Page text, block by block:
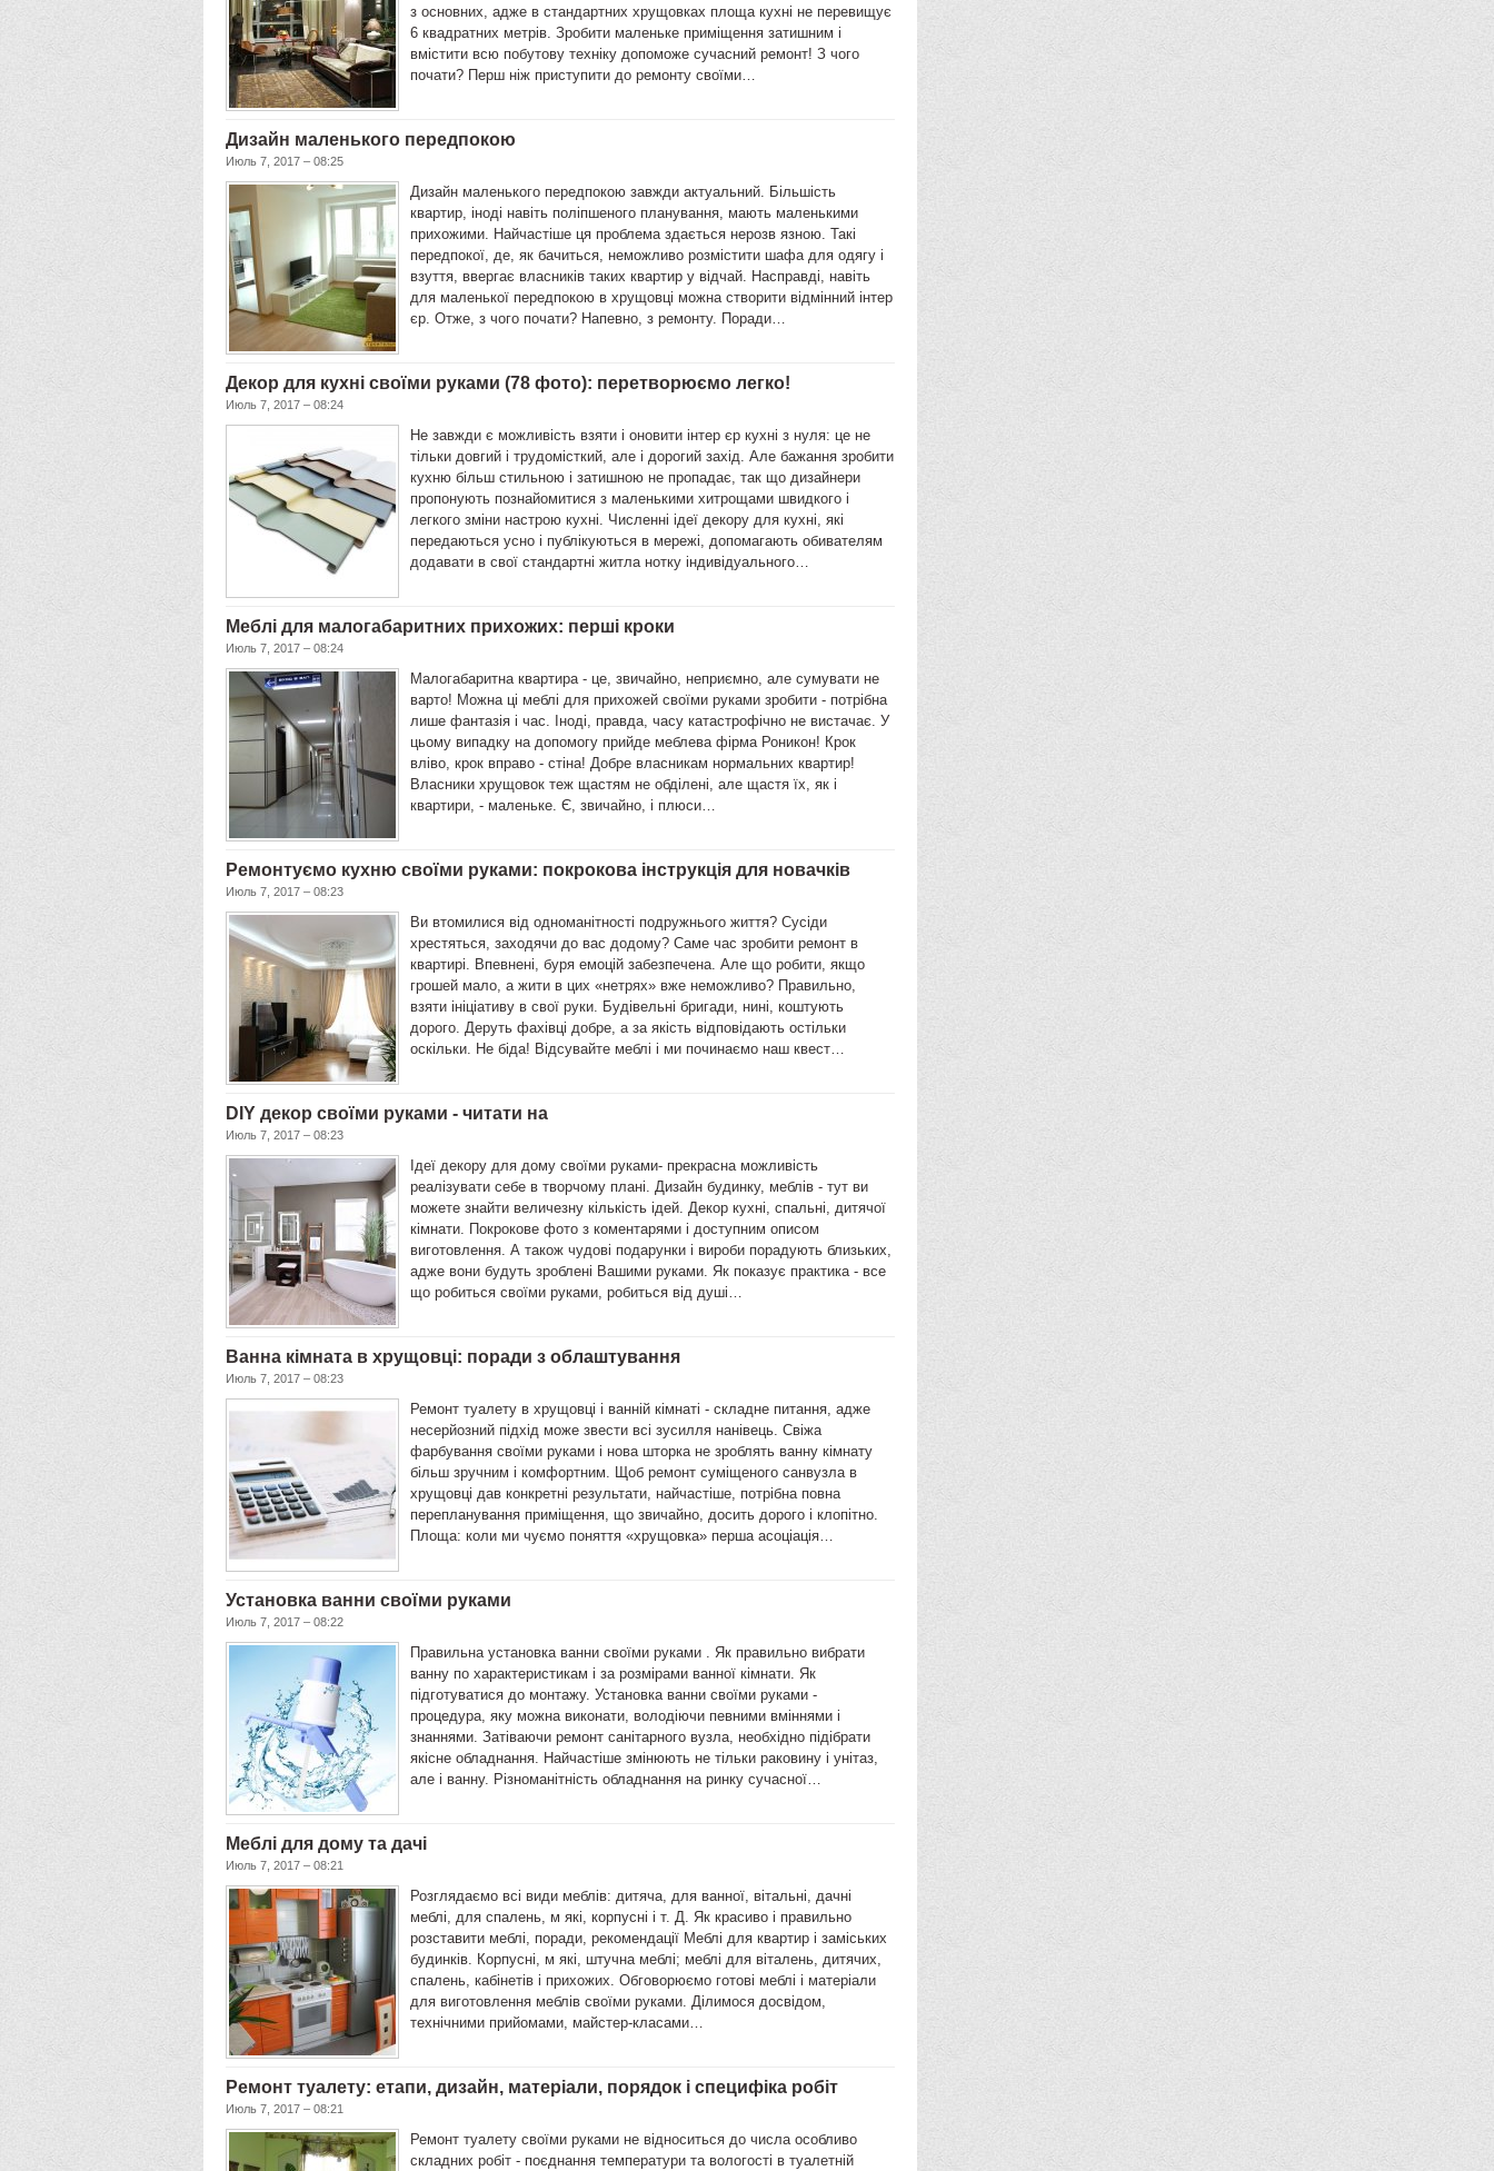
з основних, адже в стандартних хрущовках площа кухні не перевищує
6 квадратних метрів. Зробити маленьке приміщення затишним і
вмістити всю побутову техніку допоможе сучасний ремонт! З чого
почати? Перш ніж приступити до ремонту своїми…
Дизайн маленького передпокою
Июль 7, 2017 – 08:25
Дизайн маленького передпокою завжди актуальний. Більшість
квартир, іноді навіть поліпшеного планування, мають маленькими
прихожими. Найчастіше ця проблема здається нерозв язною. Такі
передпокої, де, як бачиться, неможливо розмістити шафа для одягу і
взуття, ввергає власників таких квартир у відчай. Насправді, навіть
для маленької передпокою в хрущовці можна створити відмінний інтер
єр. Отже, з чого почати? Напевно, з ремонту. Поради…
Декор для кухні своїми руками (78 фото): перетворюємо легко!
Июль 7, 2017 – 08:24
Не завжди є можливість взяти і оновити інтер єр кухні з нуля: це не
тільки довгий і трудомісткий, але і дорогий захід. Але бажання зробити
кухню більш стильною і затишною не пропадає, так що дизайнери
пропонують познайомитися з маленькими хитрощами швидкого і
легкого зміни настрою кухні. Численні ідеї декору для кухні, які
передаються усно і публікуються в мережі, допомагають обивателям
додавати в свої стандартні житла нотку індивідуального…
Меблі для малогабаритних прихожих: перші кроки
Июль 7, 2017 – 08:24
Малогабаритна квартира - це, звичайно, неприємно, але сумувати не
варто! Можна ці меблі для прихожей своїми руками зробити - потрібна
лише фантазія і час. Іноді, правда, часу катастрофічно не вистачає. У
цьому випадку на допомогу прийде меблева фірма Роникон! Крок
вліво, крок вправо - стіна! Добре власникам нормальних квартир!
Власники хрущовок теж щастям не обділені, але щастя їх, як і
квартири, - маленьке. Є, звичайно, і плюси…
Ремонтуємо кухню своїми руками: покрокова інструкція для новачків
Июль 7, 2017 – 08:23
Ви втомилися від одноманітності подружнього життя? Сусіди
хрестяться, заходячи до вас додому? Саме час зробити ремонт в
квартирі. Впевнені, буря емоцій забезпечена. Але що робити, якщо
грошей мало, а жити в цих «нетрях» вже неможливо? Правильно,
взяти ініціативу в свої руки. Будівельні бригади, нині, коштують
дорого. Деруть фахівці добре, а за якість відповідають остільки
оскільки. Не біда! Відсувайте меблі і ми починаємо наш квест…
DIY декор своїми руками - читати на
Июль 7, 2017 – 08:23
Ідеї декору для дому своїми руками- прекрасна можливість
реалізувати себе в творчому плані. Дизайн будинку, меблів - тут ви
можете знайти величезну кількість ідей. Декор кухні, спальні, дитячої
кімнати. Покрокове фото з коментарями і доступним описом
виготовлення. А також чудові подарунки і вироби порадують близьких,
адже вони будуть зроблені Вашими руками. Як показує практика - все
що робиться своїми руками, робиться від душі…
Ванна кімната в хрущовці: поради з облаштування
Июль 7, 2017 – 08:23
Ремонт туалету в хрущовці і ванній кімнаті - складне питання, адже
несерйозний підхід може звести всі зусилля нанівець. Свіжа
фарбування своїми руками і нова шторка не зроблять ванну кімнату
більш зручним і комфортним. Щоб ремонт суміщеного санвузла в
хрущовці дав конкретні результати, найчастіше, потрібна повна
перепланування приміщення, що звичайно, досить дорого і клопітно.
Площа: коли ми чуємо поняття «хрущовка» перша асоціація…
Установка ванни своїми руками
Июль 7, 2017 – 08:22
Правильна установка ванни своїми руками . Як правильно вибрати
ванну по характеристикам і за розмірами ванної кімнати. Як
підготуватися до монтажу. Установка ванни своїми руками -
процедура, яку можна виконати, володіючи певними вміннями і
знаннями. Затіваючи ремонт санітарного вузла, необхідно підібрати
якісне обладнання. Найчастіше змінюють не тільки раковину і унітаз,
але і ванну. Різноманітність обладнання на ринку сучасної…
Меблі для дому та дачі
Июль 7, 2017 – 08:21
Розглядаємо всі види меблів: дитяча, для ванної, вітальні, дачні
меблі, для спалень, м які, корпусні і т. Д. Як красиво і правильно
розставити меблі, поради, рекомендації Меблі для квартир і заміських
будинків. Корпусні, м які, штучна меблі; меблі для віталень, дитячих,
спалень, кабінетів і прихожих. Обговорюємо готові меблі і матеріали
для виготовлення меблів своїми руками. Ділимося досвідом,
технічними прийомами, майстер-класами…
Ремонт туалету: етапи, дизайн, матеріали, порядок і специфіка робіт
Июль 7, 2017 – 08:21
Ремонт туалету своїми руками не відноситься до числа особливо
складних робіт - поєднання температури та вологості в туалетній